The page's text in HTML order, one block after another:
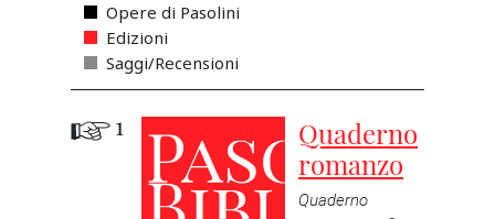
Opere di Pasolini
Edizioni
Saggi/Recensioni
1
Quaderno
romanzo
Quaderno